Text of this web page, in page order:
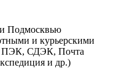
Подмосквью
и курьерскими
ПЭК, СДЭК, Почта
и др.)